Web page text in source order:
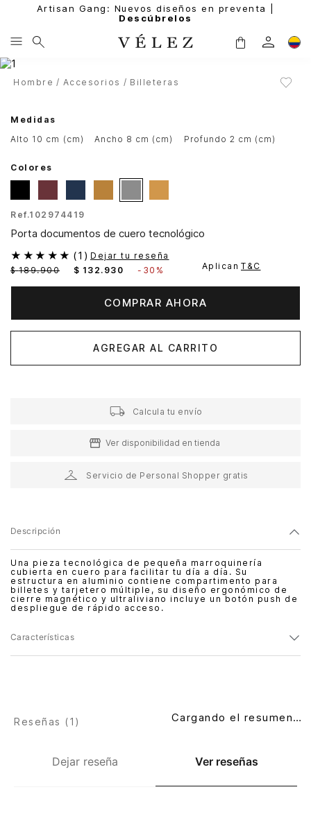
Artisan Gang: Nuevos diseños en preventa |
Descúbrelos
Hombre Accesorios Billeteras
Medidas
alto 10 cm (cm)
ancho 8 cm (cm) profundo 2 cm (cm)
Colores
Ref.102974419
Porta documentos de cuero tecnológico
★ ★ ★ ★ ★ (1 ) Dejar tu reseña
$ 189.900 $ 132 . 930 - 30% Aplican T&C
COMPRAR AHORA
AGREGAR AL CARRITO
Calcula tu envío
Ver disponibilidad en tienda
Servicio de Personal Shopper gratis
Descripción
Una pieza tecnológica de pequeña marroquinería
cubierta en cuero para facilitar tu día a día. Su
estructura en aluminio contiene compartimento para
billetes y tarjetero múltiple, su diseño ergonómico de
cierre magnético y ultraliviano incluye un botón push de
despliegue de rápido acceso.
Características
Dejar reseña Ver reseñas
Reseñas (1 ) Cargando el resumen…